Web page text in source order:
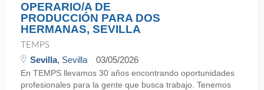
OPERARIO/A DE
PRODUCCIÓN PARA DOS
HERMANAS, SEVILLA
TEMPS
Sevilla, Sevilla 03/05/2026
En TEMPS llevamos 30 años encontrando oportunidades
profesionales para la gente que busca trabajo. Tenemos